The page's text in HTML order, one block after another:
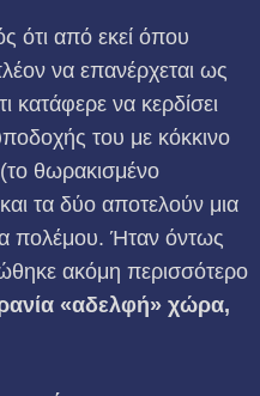
ότι από εκεί όπου
να επανέρχεται ως
κατάφερε να κερδίσει
του με κόκκινο
θωρακισμένο
τα δύο αποτελούν μια
πολέμου. Ήταν όντως
ακόμη περισσότερο
«αδελφή» χώρα,